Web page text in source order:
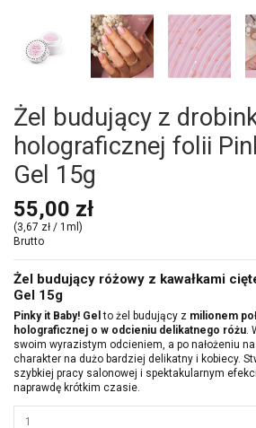
Żel budujący z
holograficznej folii
Gel 15g
55,00 zł
(3,67 zł / 1ml)
Brutto
Żel budujący różowy z kawałkami
Gel 15g
Pinky it Baby! Gel to żel budujący z milionem
holograficznej o w odcieniu delikatnego różu.
swoim wyrazistym odcieniem, a po nałożeniu
charakter na dużo bardziej delikatny i kobiecy.
szybkiej pracy salonowej i spektakularnym
naprawdę krótkim czasie.